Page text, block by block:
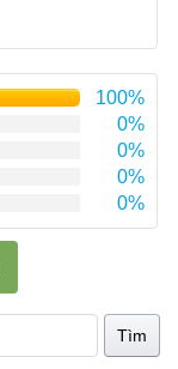
100%
0%
0%
0%
0%
Tìm